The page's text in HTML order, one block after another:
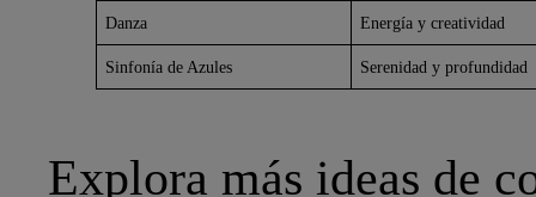
Danza Energía y creatividad
Sinfonía de Azules Serenidad y profundidad
Explora más ideas de